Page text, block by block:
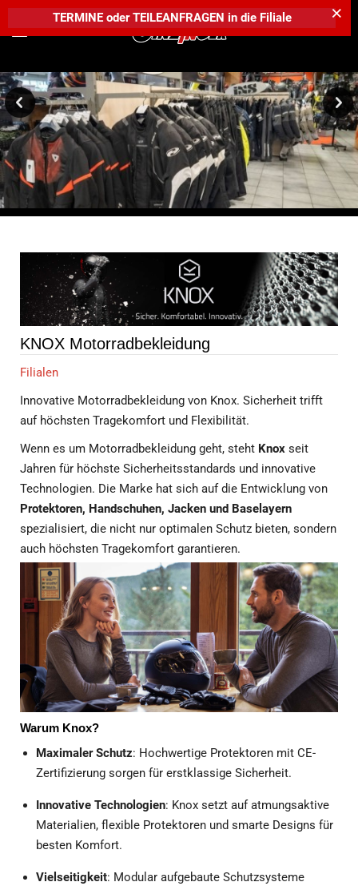
KNOX Motorradbekleidung
Filialen
Innovative Motorradbekleidung von Knox. Sicherheit trifft
auf höchsten Tragekomfort und Flexibilität.
Wenn es um Motorradbekleidung geht, steht Knox seit
Jahren für höchste Sicherheitsstandards und innovative
Technologien. Die Marke hat sich auf die Entwicklung von
Protektoren, Handschuhen, Jacken und Baselayern
spezialisiert, die nicht nur optimalen Schutz bieten, sondern
auch höchsten Tragekomfort garantieren.
Warum Knox?
Maximaler Schutz: Hochwertige Protektoren mit CE-
Zertifizierung sorgen für erstklassige Sicherheit.
Innovative Technologien: Knox setzt auf atmungsaktive
Materialien, flexible Protektoren und smarte Designs für
besten Komfort.
Vielseitigkeit: Modular aufgebaute Schutzsysteme
×
TERMINEoderTEILEANFRAGEN in die Filiale